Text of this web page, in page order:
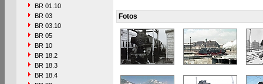
BR 01.10
BR 03
BR 03.10
BR 05
BR 10
BR 18.2
BR 18.3
BR 18.4
Fotos